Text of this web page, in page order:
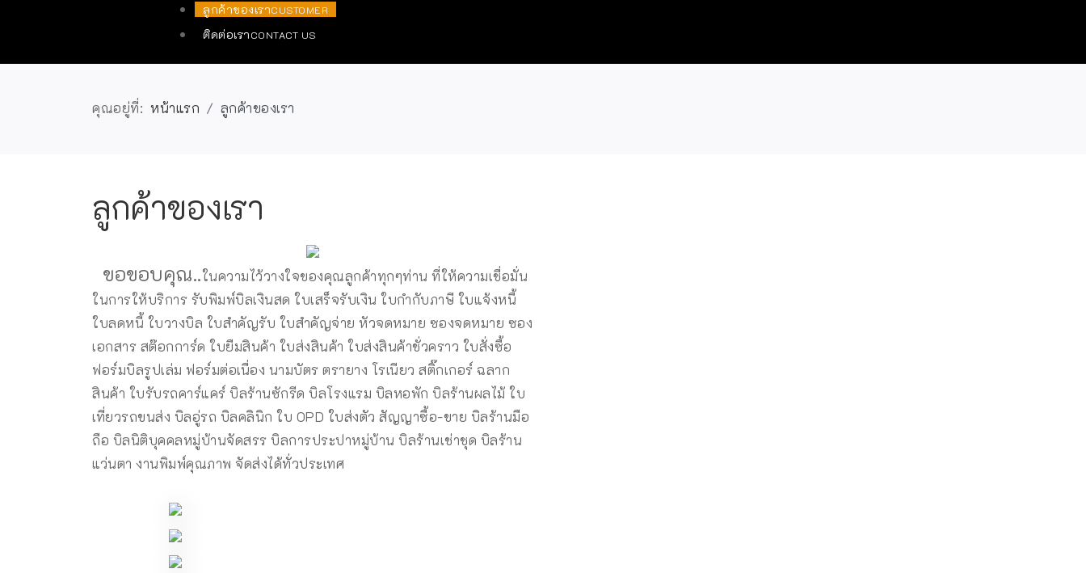
ลูกค้าของเราCUSTOMER
ติดต่อเราCONTACT US
คุณอยู่ที่: หน้าแรก ลูกค้าของเรา
ลูกค้าของเรา
ขอขอบคุณ..ในความไว้วางใจของคุณลูกค้าทุกๆท่าน ที่ให้ความเชื่อมั่น
ในการให้บริการ รับพิมพ์บิลเงินสด ใบเสร็จรับเงิน ใบกำกับภาษี ใบแจ้งหนี้
ใบลดหนี้ ใบวางบิล ใบสำคัญรับ ใบสำคัญจ่าย หัวจดหมาย ซองจดหมาย ซอง
เอกสาร สต๊อกการ์ด ใบยืมสินค้า ใบส่งสินค้า ใบส่งสินค้าชั่วคราว ใบสั่งซื้อ
ฟอร์มบิลรูปเล่ม ฟอร์มต่อเนื่อง นามบัตร ตรายาง โรเนียว สติ๊กเกอร์ ฉลาก
สินค้า ใบรับรถคาร์แคร์ บิลร้านซักรีด บิลโรงแรม บิลหอพัก บิลร้านผลไม้ ใบ
เที่ยวรถขนส่ง บิลอู่รถ บิลคลินิก ใบ OPD ใบส่งตัว สัญญาซื้อ-ขาย บิลร้านมือ
ถือ บิลนิติบุคคลหมู่บ้านจัดสรร บิลการประปาหมู่บ้าน บิลร้านเช่าชุด บิลร้าน
แว่นตา งานพิมพ์คุณภาพ จัดส่งได้ทั่วประเทศ